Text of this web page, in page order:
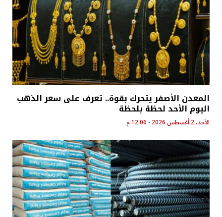
المعدن الأصفر يتحرك بقوة.. تعرف على سعر الذهب
اليوم الأحد لحظة بلحظة
الأحد، 2 أغسطس 2026 - 12:06 م